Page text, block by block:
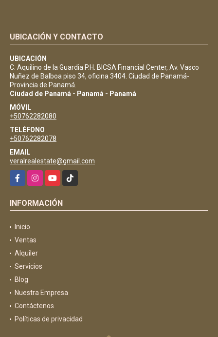
UBICACIÓN Y CONTACTO
UBICACIÓN
C. Aquilino de la Guardia P.H. BICSA Financial Center, Av. Vasco
Nuñez de Balboa piso 34, oficina 3404. Ciudad de Panamá-
Provincia de Panamá.
Ciudad de Panamá - Panamá - Panamá
MÓVIL
+50762282080
TELÉFONO
+50762282078
EMAIL
veralrealestate@gmail.com
FacebookInstagramYouTubeTikTok
INFORMACIÓN
Inicio
Ventas
Alquiler
Servicios
Blog
Nuestra Empresa
Contáctenos
Políticas de privacidad